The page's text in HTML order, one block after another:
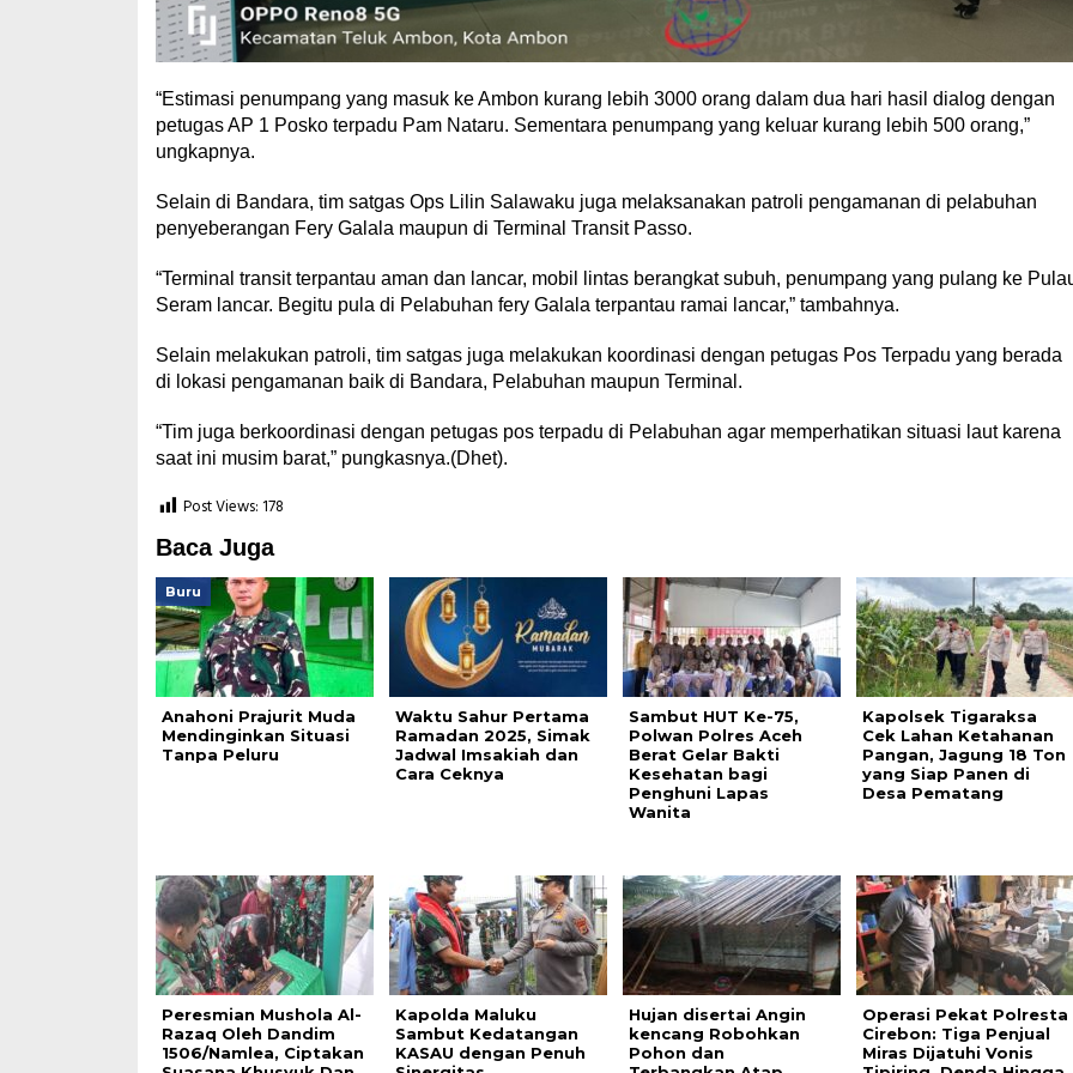
“Estimasi penumpang yang masuk ke Ambon kurang lebih 3000 orang dalam dua hari hasil dialog dengan
petugas AP 1 Posko terpadu Pam Nataru. Sementara penumpang yang keluar kurang lebih 500 orang,”
ungkapnya.
Selain di Bandara, tim satgas Ops Lilin Salawaku juga melaksanakan patroli pengamanan di pelabuhan
penyeberangan Fery Galala maupun di Terminal Transit Passo.
“Terminal transit terpantau aman dan lancar, mobil lintas berangkat subuh, penumpang yang pulang ke
Seram lancar. Begitu pula di Pelabuhan fery Galala terpantau ramai lancar,” tambahnya.
Selain melakukan patroli, tim satgas juga melakukan koordinasi dengan petugas Pos Terpadu yang berada
di lokasi pengamanan baik di Bandara, Pelabuhan maupun Terminal.
“Tim juga berkoordinasi dengan petugas pos terpadu di Pelabuhan agar memperhatikan situasi laut karena
saat ini musim barat,” pungkasnya.(Dhet).
Post Views: 178
Baca Juga
Buru
Anahoni Prajurit Muda
Mendinginkan Situasi
Tanpa Peluru
Waktu Sahur Pertama
Ramadan 2025, Simak
Jadwal Imsakiah dan
Cara Ceknya
Sambut HUT Ke-75,
Polwan Polres Aceh
Berat Gelar Bakti
Kesehatan bagi
Penghuni Lapas
Wanita
Kapolsek Tigaraksa
Cek Lahan Ketahanan
Pangan, Jagung 18 Ton
yang Siap Panen di
Desa Pematang
Peresmian Mushola Al-
Razaq Oleh Dandim
1506/Namlea, Ciptakan
Kapolda Maluku
Sambut Kedatangan
KASAU dengan Penuh
Hujan disertai Angin
kencang Robohkan
Pohon dan
Operasi Pekat Polresta
Cirebon: Tiga Penjual
Miras Dijatuhi Vonis